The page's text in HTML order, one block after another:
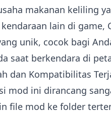
makanan keliling
lain di game,
unik, cocok bagi
saat berkendara di
dan Kompatibilitas
mod ini dirancang
file mod ke folder